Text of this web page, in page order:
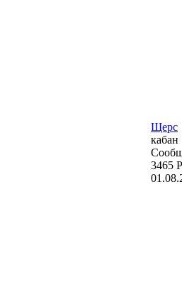
Щерс
кабан
3465